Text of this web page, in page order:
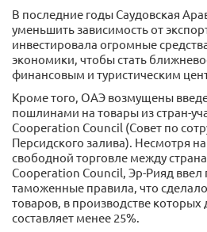
В последние годы Саудовская
уменьшить зависимость от
инвестировала огромные
экономики, чтобы стать
финансовым и туристическим
Кроме того, ОАЭ возмущены
пошлинами на товары из стран-
Cooperation Council (Совет по
Персидского залива). Несмотря
свободной торговле между
Cooperation Council, Эр-Рияд ввел
таможенные правила, что
товаров, в производстве
составляет менее 25%.